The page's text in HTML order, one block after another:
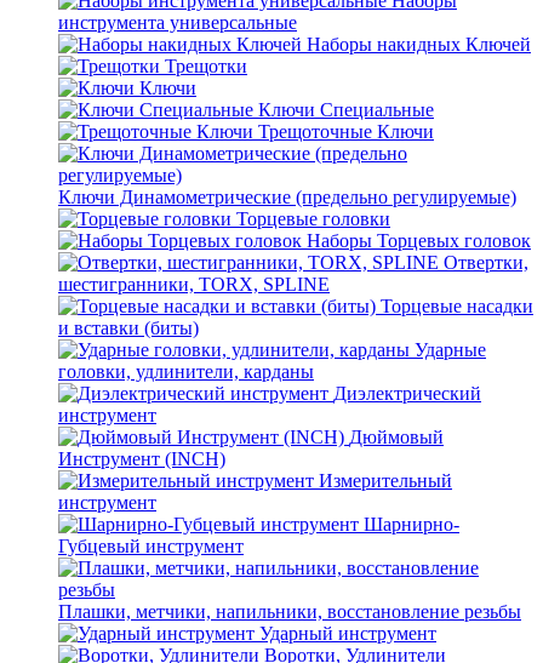
инструмента универсальные
Наборы накидных Ключей
Трещотки
Ключи
Ключи Специальные
Трещоточные Ключи
Ключи Динамометрические (предельно регулируемые)
Торцевые головки
Наборы Торцевых головок
Отвертки,
шестигранники, TORX, SPLINE
Торцевые насадки
и вставки (биты)
Ударные
головки, удлинители, карданы
Диэлектрический
инструмент
Дюймовый
Инструмент (INCH)
Измерительный
инструмент
Шарнирно-
Губцевый инструмент
Плашки, метчики, напильники, восстановление резьбы
Ударный инструмент
Воротки, Удлинители